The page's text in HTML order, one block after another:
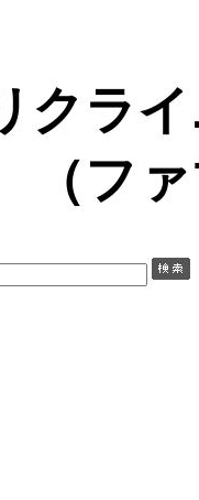
クラ
（フ